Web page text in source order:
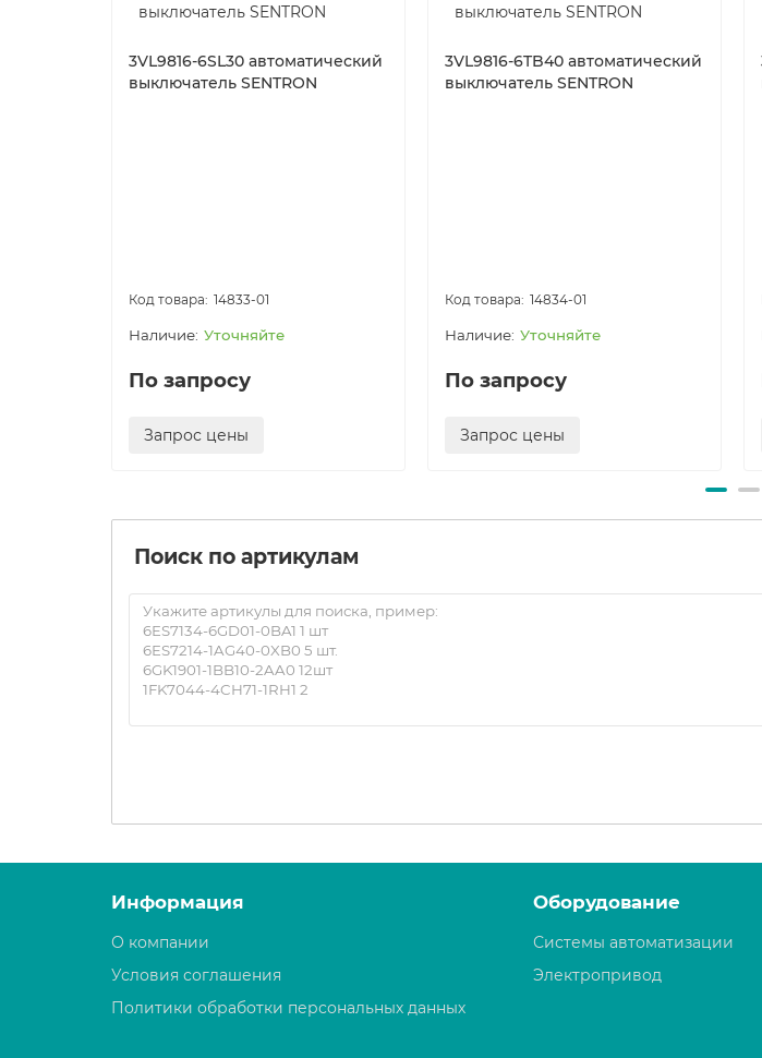
3VL9816-6SL30 автоматический
выключатель SENTRON
14833-01
Уточняйте
По запросу
Запрос цены
3VL9816-6TB40 автоматический
выключатель SENTRON
14834-01
Уточняйте
По запросу
Запрос цены
Поиск по артикулам
Информация
О компании
Условия соглашения
Политики обработки персональных данных
Оборудование
Системы автоматизации
Электропривод